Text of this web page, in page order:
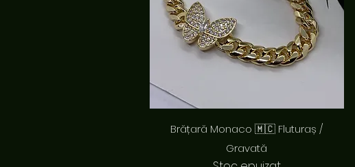
Afișare rapidă
Brățară Monaco 🇲🇨 Fluturaș /
Gravată